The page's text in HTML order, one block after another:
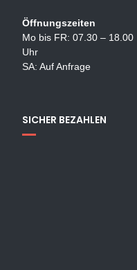
Öffnungszeiten
Mo bis FR: 07.30 – 18.00
Uhr
SA: Auf Anfrage
SICHER BEZAHLEN